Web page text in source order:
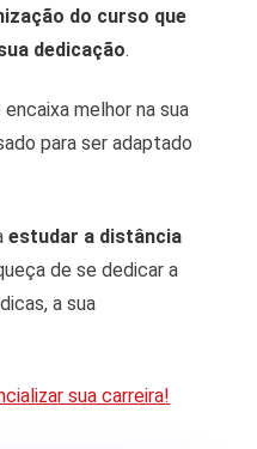
do curso que
dedicação.
melhor na sua
para ser adaptado
estudar a distância
de se dedicar a
a sua
sua carreira!